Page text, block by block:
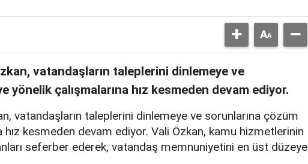
vatandaşların taleplerini dinlemeye ve
yönelik çalışmalarına hız kesmeden devam ediyor.
vatandaşların taleplerini dinlemeye ve sorunlarına çözüm
hız kesmeden devam ediyor. Vali Özkan, kamu hizmetlerinin
seferber ederek, vatandaş memnuniyetini en üst düzeye